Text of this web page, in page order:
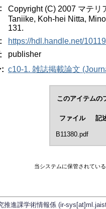
Copyright (C) 2007 マテリ
Taniike, Koh-hei Nitta,
131.
https://hdl.handle.net/
publisher
: c10-1. 雑誌掲載論文
このアイテムの
ファイル 記
B11380.pdf
当システムに保管されてい
進課学術情報係 (ir-